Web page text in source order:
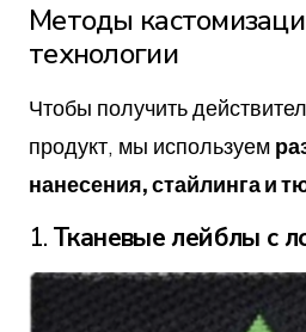
Методы
технологии
Чтобы получить
продукт, мы используем
нанесения, стайлинга и
1. Тканевые лейблы с